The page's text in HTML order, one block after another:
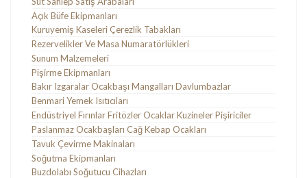
Açık Büfe Ekipmanları
Kuruyemiş Kaseleri Çerezlik Tabakları
Rezervelikler Ve Masa Numaratörlükleri
Sunum Malzemeleri
Pişirme Ekipmanları
Bakır Izgaralar Ocakbaşı Mangalları Davlumbazlar
Benmari Yemek Isıtıcıları
Endüstriyel Fırınlar Fritözler Ocaklar Kuzineler Pişiriciler
Paslanmaz Ocakbaşları Cağ Kebap Ocakları
Tavuk Çevirme Makinaları
Soğutma Ekipmanları
Buzdolabı Soğutucu Cihazları